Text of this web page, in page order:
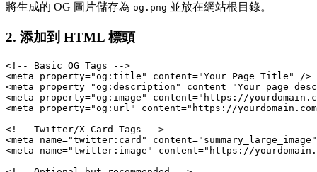
將生成的 OG 圖片儲存為 og.png 並放在網站根目錄。
2. 添加到 HTML 標頭
<!-- Basic OG Tags -->
<meta property="og:title" content="Your Page Title" />
<meta property="og:description" content="Your page
<meta property="og:image" content="https://
<meta property="og:url" content="https://
<!-- Twitter/X Card Tags -->
<meta name="twitter:card"
<meta name="twitter:image" content="https://